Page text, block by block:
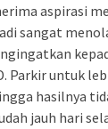
aspirasi
sangat
Parkir untuk
hasilnya
jauh hari